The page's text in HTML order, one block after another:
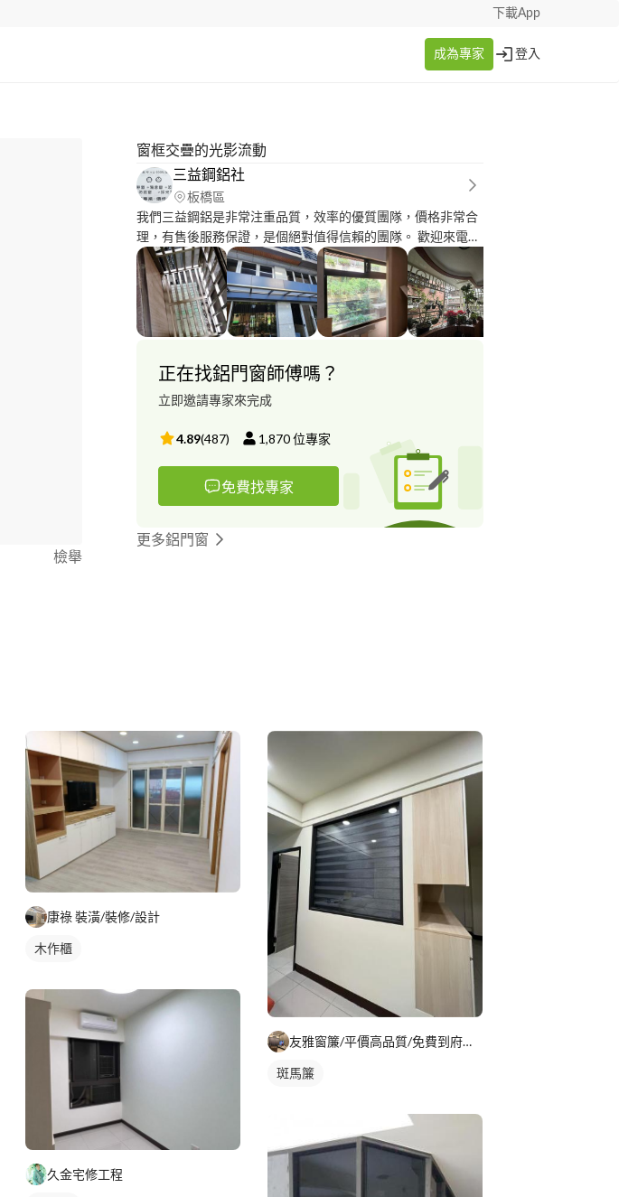
下載App
成為專家 登入
檢舉
窗框交疊的光影流動
三益鋼鋁社
板橋區
我們三益鋼鋁是非常注重品質，效率的優質團隊，價格非常合
理，有售後服務保證，是個絕對值得信賴的團隊。 歡迎來電洽
詢，免費丈量及估價。 服務項目 鋁門窗/氣密窗/隔音窗/防盜
窗/遮雨棚/淋浴拉門/防火門/玻璃屋/採光罩/雙玄關大門/統包
工程。。。
正在找鋁門窗師傅嗎？
立即邀請專家來完成
4.89(487) 1,870位專家
免費找專家
更多鋁門窗
康祿 裝潢/裝修/設計
木作櫃
久金宅修工程
友雅窗簾/平價高品質/免費到府丈量報價
斑馬簾